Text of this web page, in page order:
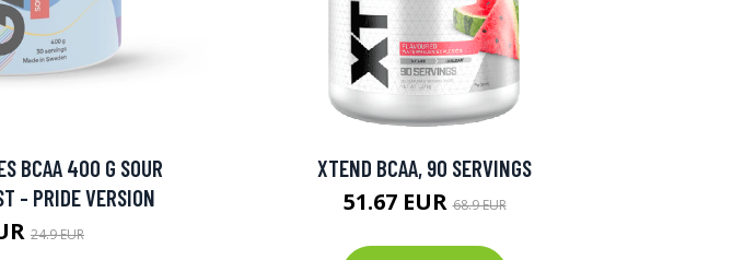
BCAA 400 G SOUR
- PRIDE VERSION
24.9 EUR
XTEND BCAA, 90 SERVINGS
51.67 EUR68.9 EUR